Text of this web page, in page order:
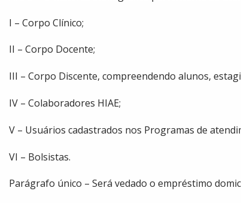
I – Corpo Clínico;
II – Corpo Docente;
III – Corpo Discente, compreendendo alunos,
IV – Colaboradores HIAE;
V – Usuários cadastrados nos Programas de
VI – Bolsistas.
Parágrafo único – Será vedado o empréstimo